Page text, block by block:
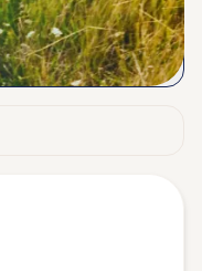
en premier